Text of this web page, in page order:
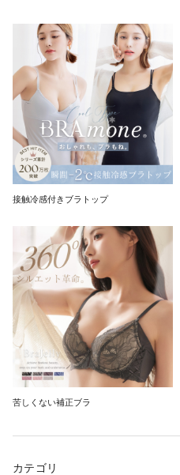
接触冷感付きブラトップ
苦しくない補正ブラ
カテゴリ